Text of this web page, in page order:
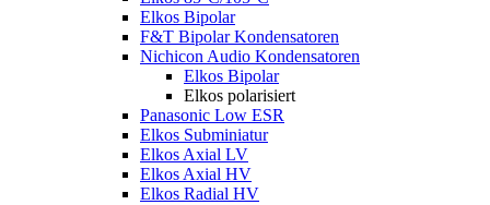
Elkos Bipolar
F&T Bipolar Kondensatoren
Nichicon Audio Kondensatoren
Elkos Bipolar
Elkos polarisiert
Panasonic Low ESR
Elkos Subminiatur
Elkos Axial LV
Elkos Axial HV
Elkos Radial HV